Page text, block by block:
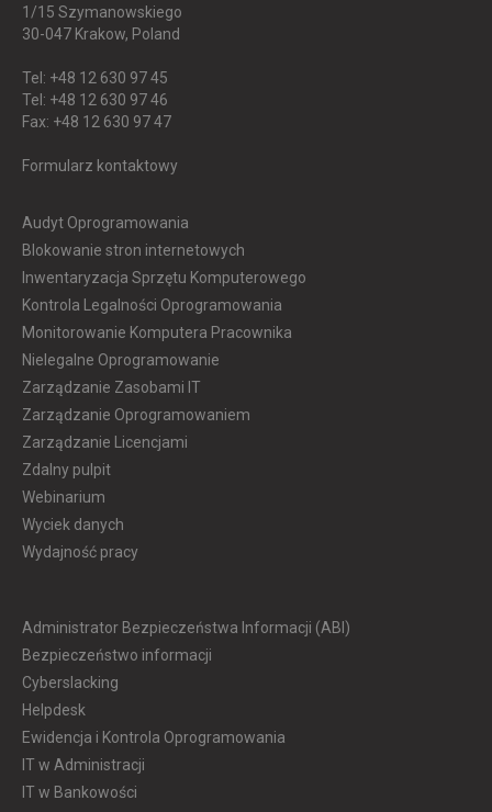
1/15 Szymanowskiego
30-047 Krakow, Poland
Tel: +48 12 630 97 45
Tel: +48 12 630 97 46
Fax: +48 12 630 97 47
Formularz kontaktowy
Audyt Oprogramowania
Blokowanie stron internetowych
Inwentaryzacja Sprzętu Komputerowego
Kontrola Legalności Oprogramowania
Monitorowanie Komputera Pracownika
Nielegalne Oprogramowanie
Zarządzanie Zasobami IT
Zarządzanie Oprogramowaniem
Zarządzanie Licencjami
Zdalny pulpit
Webinarium
Wyciek danych
Wydajność pracy
Administrator Bezpieczeństwa Informacji (ABI)
Bezpieczeństwo informacji
Cyberslacking
Helpdesk
Ewidencja i Kontrola Oprogramowania
IT w Administracji
IT w Bankowości